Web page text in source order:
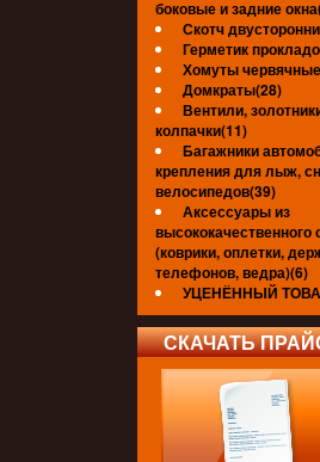
боковые и задние
Скотч
Герметик
Хомуты
Домкраты(28)
Вентили,
колпачки(11)
Багажники
крепления для лыж,
велосипедов(39)
Аксессуары из
высококачественного
(коврики, оплетки,
телефонов, ведра)(6)
УЦЕНЁННЫЙ
СКАЧАТЬ